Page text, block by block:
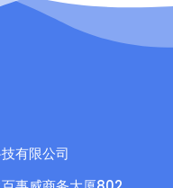
有限公司